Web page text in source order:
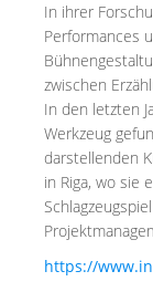
In ihrer
Performances
zwischen
In den letzten
Werkzeug
darstellenden
in Riga, wo sie
https://